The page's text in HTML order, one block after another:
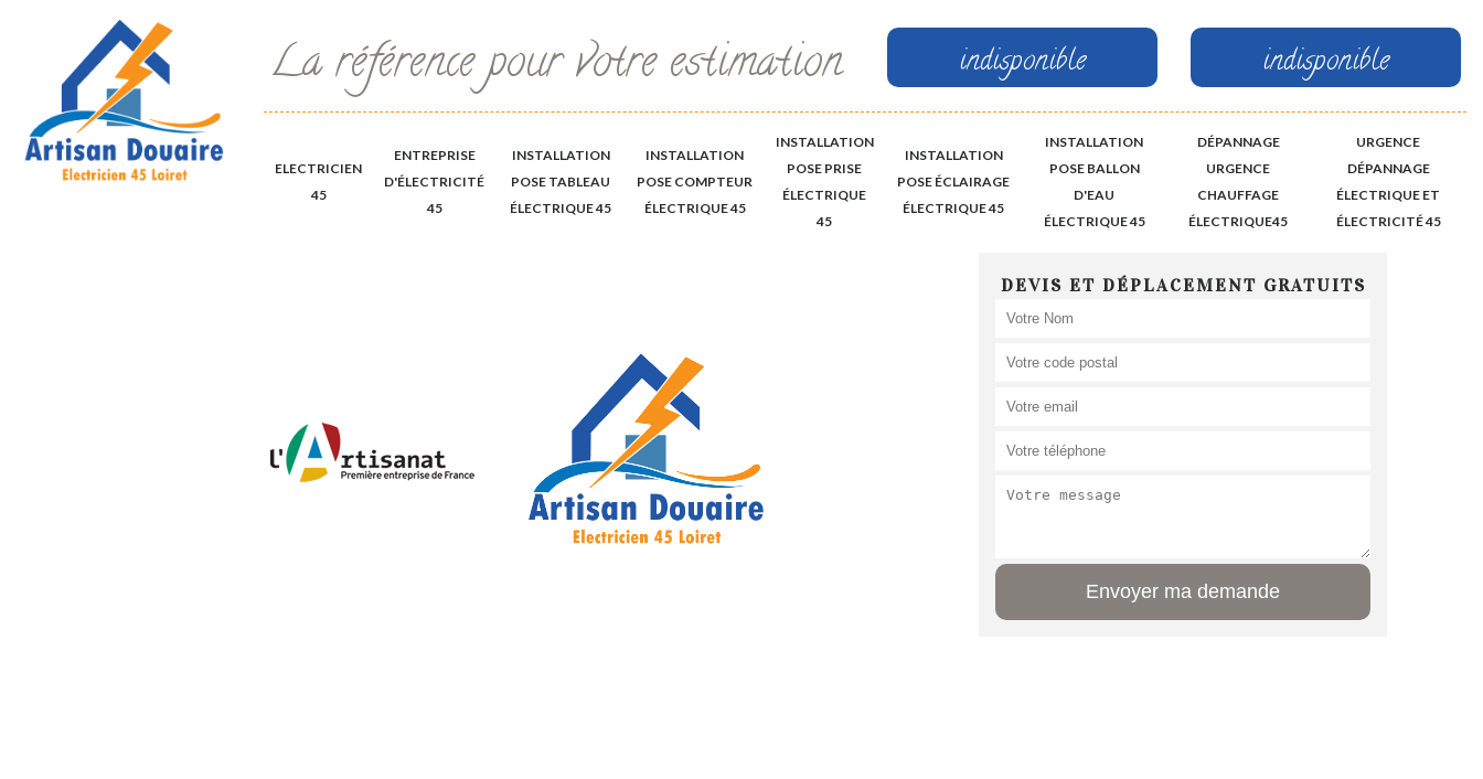
La référence pour votre estimation indisponible indisponible
ELECTRICIEN
45
ENTREPRISE
D'ÉLECTRICITÉ
45
INSTALLATION
POSE TABLEAU
ÉLECTRIQUE 45
INSTALLATION
POSE COMPTEUR
ÉLECTRIQUE 45
INSTALLATION
POSE PRISE
ÉLECTRIQUE
45
INSTALLATION
POSE ÉCLAIRAGE
ÉLECTRIQUE 45
INSTALLATION
POSE BALLON
D'EAU
ÉLECTRIQUE 45
DÉPANNAGE
URGENCE
CHAUFFAGE
ÉLECTRIQUE45
URGENCE
DÉPANNAGE
ÉLECTRIQUE ET
ÉLECTRICITÉ 45
DEVIS ET DÉPLACEMENT GRATUITS